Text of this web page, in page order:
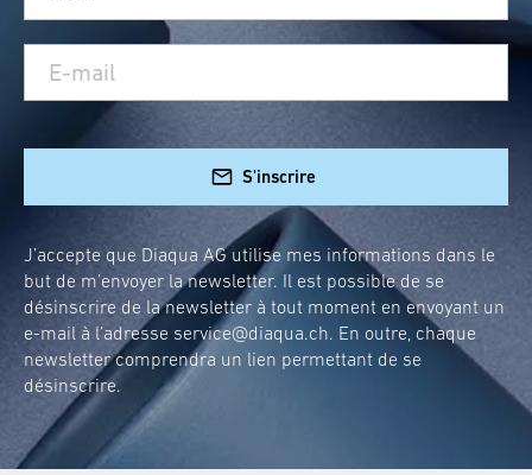
S'inscrire
J’accepte que Diaqua AG utilise mes informations dans le
but de m’envoyer la newsletter. Il est possible de se
désinscrire de la newsletter à tout moment en envoyant un
e-mail à l’adresse service@diaqua.ch. En outre, chaque
newsletter comprendra un lien permettant de se
désinscrire.